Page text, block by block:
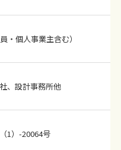
・個人事業主含む）
、設計事務所他
1）-20064号